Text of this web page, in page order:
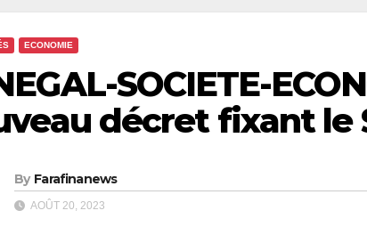
ECONOMIE
SOCIETE-
décret fixant le
By Farafinanews
AOÛT 20, 2023